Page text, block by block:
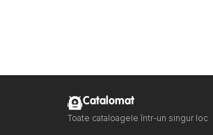
Catalomat
Toate cataloagele într-un singur loc